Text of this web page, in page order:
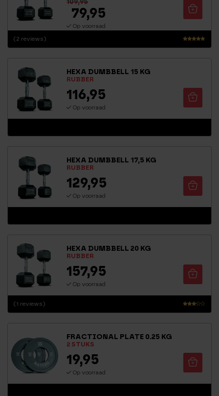
Waarderin
(2 reviews)
109,95
79,95
Op voorraad
HEXA DUMBBELL 15 KG
RUBBER
116,95
Op voorraad
HEXA DUMBBELL 17,5 KG
RUBBER
129,95
Op voorraad
HEXA DUMBBELL 20 KG
RUBBER
Waar
(1 reviews)
157,95
Op voorraad
FRACTIONAL PLATE 0.25 KG
2 STUKS
19,95
Op voorraad